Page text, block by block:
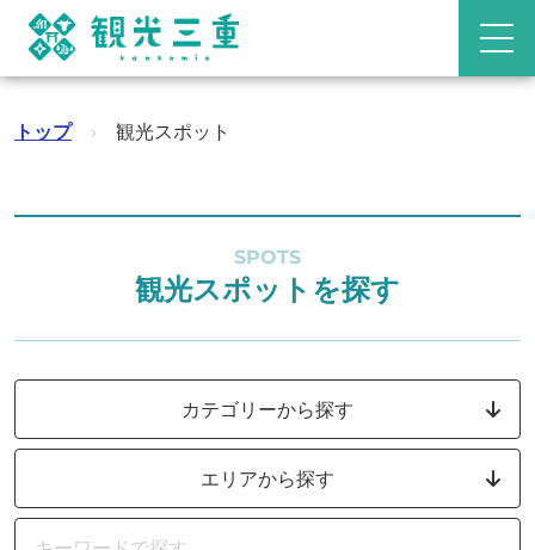
トップ › 観光スポット
SPOTS
観光スポットを探す
カテゴリーから探す
エリアから探す